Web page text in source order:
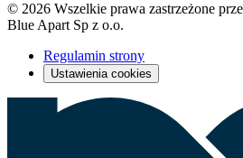
© 2026 Wszelkie prawa zastrzeżone
Blue Apart Sp z o.o.
Regulamin strony
Ustawienia cookies